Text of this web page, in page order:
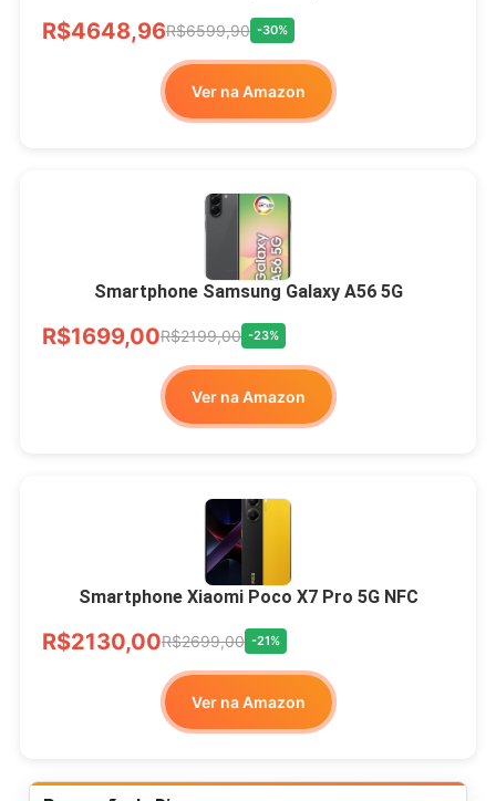
R$4648,96R$6599,90 -30%
Ver na Amazon
Smartphone Samsung Galaxy A56 5G
R$1699,00R$2199,00 -23%
Ver na Amazon
Smartphone Xiaomi Poco X7 Pro 5G NFC
R$2130,00R$2699,00 -21%
Ver na Amazon